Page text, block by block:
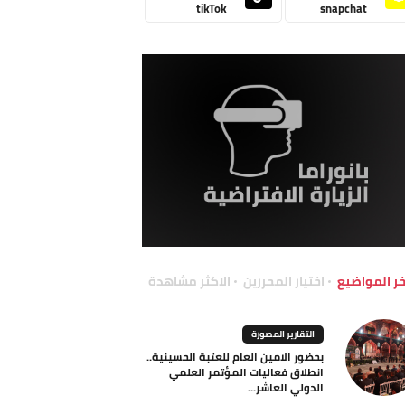
snapchat
tikTok
المواضيع اختيار المحررين الاكثر مشاهدة
التقارير المصورة
بحضور الامين العام للعتبة الحسينية..
انطلاق فعاليات المؤتمر العلمي
الدولي العاشر...